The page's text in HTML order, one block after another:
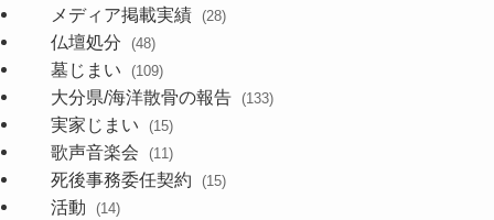
メディア掲載実績 (28)
仏壇処分 (48)
墓じまい (109)
大分県/海洋散骨の報告 (133)
実家じまい (15)
歌声音楽会 (11)
死後事務委任契約 (15)
活動 (14)